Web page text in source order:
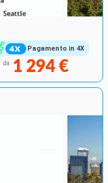
Pagamento in 4X
da 1 294 €